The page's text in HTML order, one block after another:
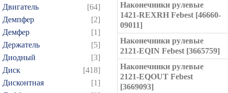
Двигатель
[64]
Демпфер
[2]
Демфер
[1]
Держатель
[5]
Диодный
[3]
Диск
[418]
Дисконтная
[1]
Наконечники рулевые
1421-REXRH Febest [46660-
09011]
Наконечники рулевые
2121-EQIN Febest [3665759]
Наконечники рулевые
2121-EQOUT Febest
[3669093]